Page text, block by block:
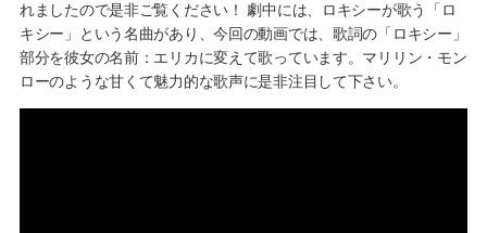
れましたので是非ご覧ください！ 劇中には、ロキシーが歌う「ロ
キシー」という名曲があり、今回の動画では、歌詞の「ロキシー」
部分を彼女の名前：エリカに変えて歌っています。マリリン・モン
ローのような甘くて魅力的な歌声に是非注目して下さい。